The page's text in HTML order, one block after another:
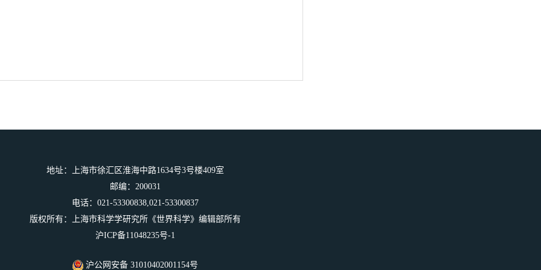
地址：上海市徐汇区淮海中路1634号3号楼409室
邮编：200031
电话：021-53300838,021-53300837
版权所有：上海市科学学研究所《世界科学》编辑部所有
沪ICP备11048235号-1
沪公网安备 31010402001154号